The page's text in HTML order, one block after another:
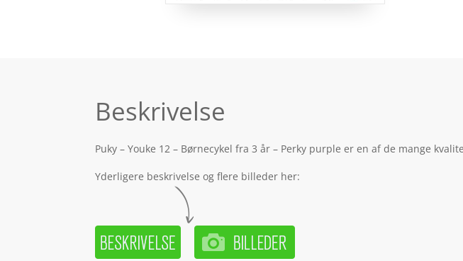
Beskrivelse
Puky – Youke 12 – Børnecykel fra 3 år – Perky purple er en af de mange
Yderligere beskrivelse og flere billeder her: